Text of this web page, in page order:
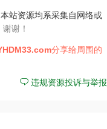
站资源均系采集自网络或
谢！
分享给周围的
违规资源投诉与举报